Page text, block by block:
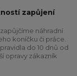
zapůjení
náhradní
koníčku či práce.
do 10 dnů od
opravy zákazník